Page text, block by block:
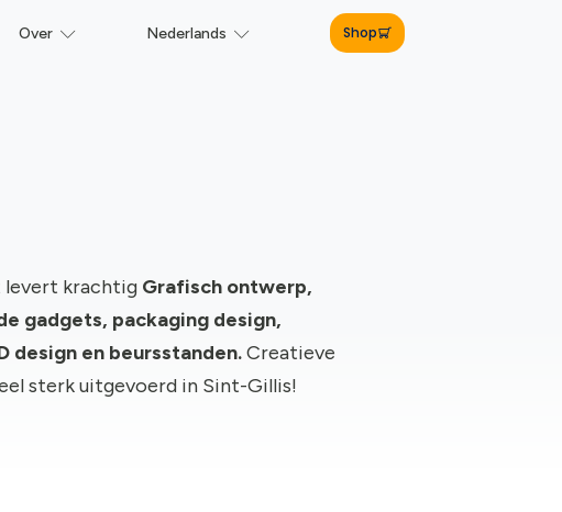
Shop
Over Nederlands
levert krachtig Grafisch ontwerp,
gadgets, packaging design,
design en beursstanden.Creatieve
sterk uitgevoerd in Sint-Gillis!